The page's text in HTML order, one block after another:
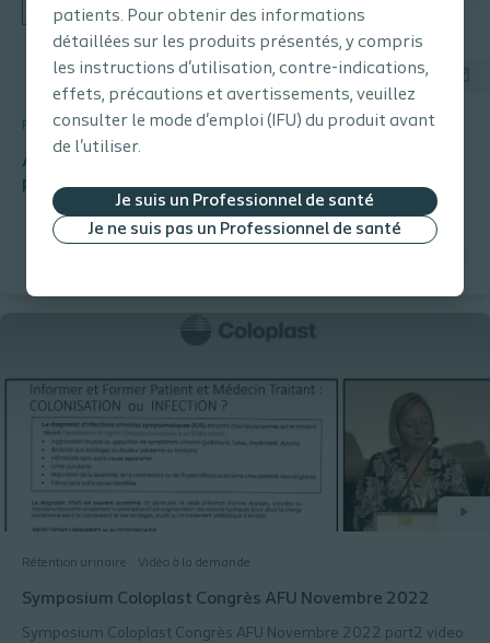
patients. Pour obtenir des informations
détaillées sur les produits présentés, y compris
les instructions d'utilisation, contre-indications,
effets, précautions et avertissements, veuillez
consulter le mode d'emploi (IFU) du produit avant
de l'utiliser.
Je suis un Professionnel de santé
Je ne suis pas un Professionnel de santé
Rétention urinaire Article scientifique
Augmenter l’acceptation et la compliance des patients
pratiquant l’autosondage intermittent
Rétention urinaire Vidéo à la demande
Symposium Coloplast Congrès AFU Novembre 2022
Symposium Coloplast Congrès AFU Novembre 2022 part2 video